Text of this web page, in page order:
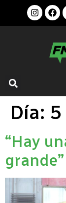
Día:
“Hay
grande”